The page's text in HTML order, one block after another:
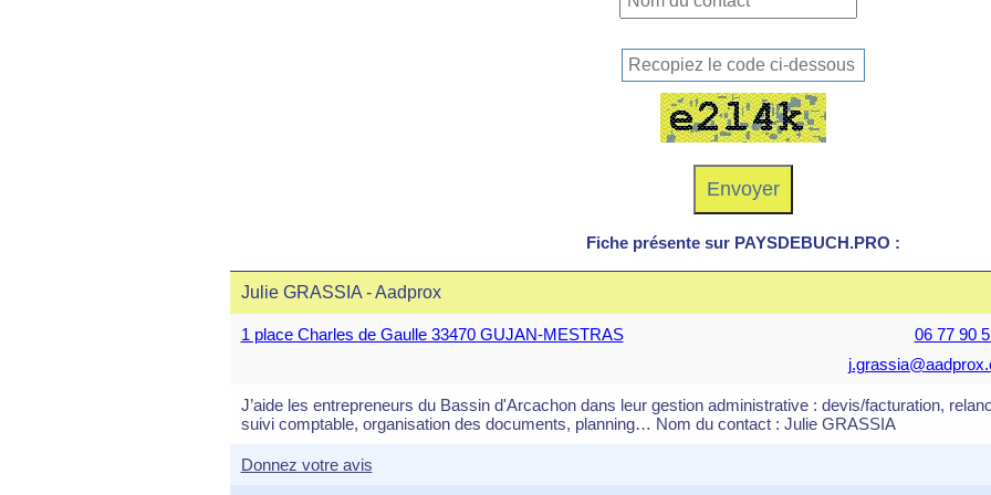
Fiche présente sur PAYSDEBUCH.PRO :
Julie GRASSIA - Aadprox
1 place Charles de Gaulle 33470 GUJAN-MESTRAS
06 77 90
J’aide les entrepreneurs du Bassin d'Arcachon dans leur gestion administrative : devis/facturation,
suivi comptable, organisation des documents, planning… Nom du contact : Julie GRASSIA
Donnez votre avis